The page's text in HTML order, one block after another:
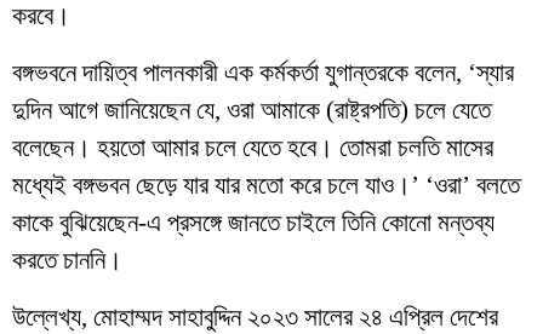
করবে।
বঙ্গভবনে দায়িত্ব পালনকারী এক কর্মকর্তা যুগান্তরকে বলেন, ‘স্যার
দুদিন আগে জানিয়েছেন যে, ওরা আমাকে (রাষ্ট্রপতি) চলে যেতে
বলেছেন। হয়তো আমার চলে যেতে হবে। তোমরা চলতি মাসের
মধ্যেই বঙ্গভবন ছেড়ে যার যার মতো করে চলে যাও।’ ‘ওরা’ বলতে
কাকে বুঝিয়েছেন-এ প্রসঙ্গে জানতে চাইলে তিনি কোনো মন্তব্য
করতে চাননি।
উল্লেখ্য, মোহাম্মদ সাহাবুদ্দিন ২০২৩ সালের ২৪ এপ্রিল দেশের